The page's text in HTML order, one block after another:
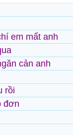
em mất anh
cản anh
rồi
đơn